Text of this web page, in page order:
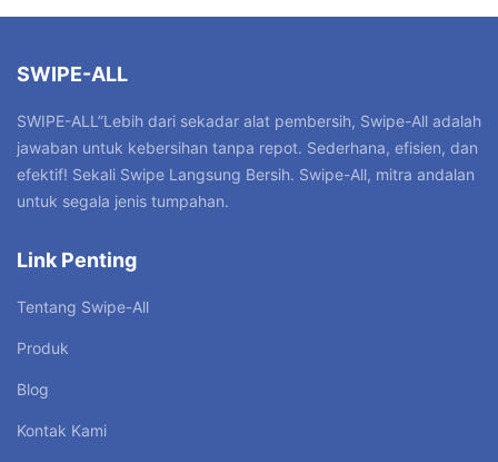
SWIPE-ALL
SWIPE-ALL”Lebih dari sekadar alat pembersih, Swipe-All adalah
jawaban untuk kebersihan tanpa repot. Sederhana, efisien, dan
efektif! Sekali Swipe Langsung Bersih. Swipe-All, mitra andalan
untuk segala jenis tumpahan.
Link Penting
Tentang Swipe-All
Produk
Blog
Kontak Kami